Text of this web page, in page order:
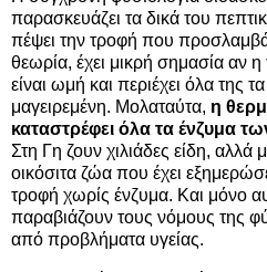
παρασκευάζει τα δικά του
πέψει την τροφή που
θεωρία, έχει μικρή σημασία αν
είναι ωμή και περιέχει όλα της
μαγειρεμένη. Μολαταύτα, η
καταστρέφει όλα τα ένζυμα
Στη Γη ζουν χιλιάδες είδη,
οικόσιτα ζώα που έχει
τροφή χωρίς ένζυμα. Και μόνο
παραβιάζουν τους νόμους της
από προβλήματα υγείας.